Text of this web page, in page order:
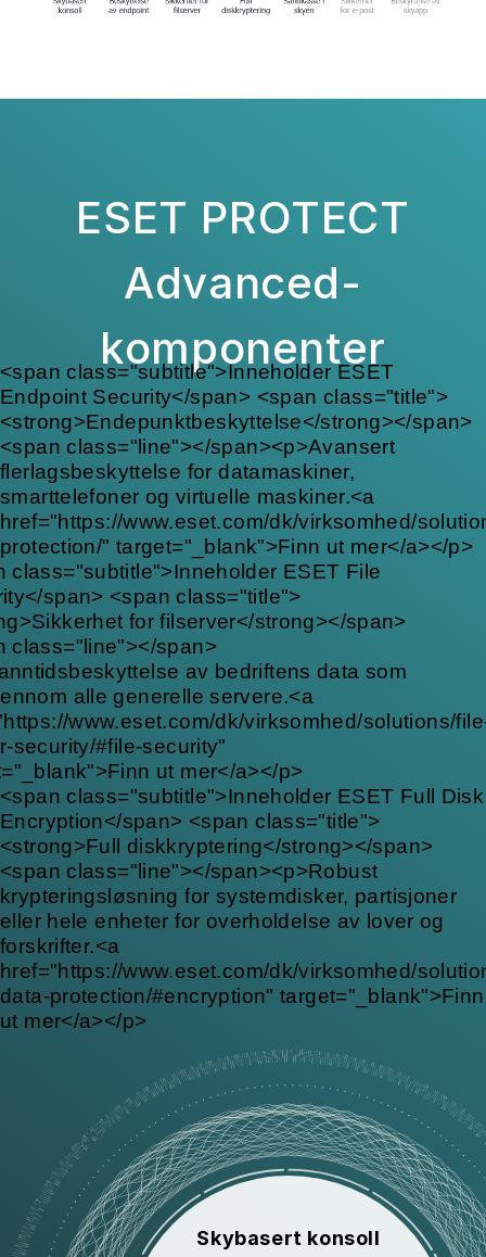
<span class="subtitle">Inneholder ESET
Endpoint Security</span> <span class="title">
<strong>Endepunktbeskyttelse</strong></span>
<span class="line"></span><p>Avansert
flerlagsbeskyttelse for datamaskiner,
smarttelefoner og virtuelle maskiner.<a
href="https://www.eset.com/dk/virksomhed/
protection/" target="_blank">Finn ut mer</a></p>
class="subtitle">Inneholder ESET File
span> <span class="title">
for filserver</strong></span>
class="line"></span>
av bedriftens data som
alle generelle servere.<a
www.eset.com/dk/virksomhed/solutions/
security/#file-security"
ut mer</a></p>
<span class="subtitle">Inneholder ESET Full Disk
Encryption</span> <span class="title">
<strong>Full diskkryptering</strong></span>
<span class="line"></span><p>Robust
krypteringsløsning for systemdisker, partisjoner
eller hele enheter for overholdelse av lover og
forskrifter.<a
href="https://www.eset.com/dk/virksomhed/
data-protection/#encryption" target="_blank">Finn
ut mer</a></p>
Skybasert konsoll